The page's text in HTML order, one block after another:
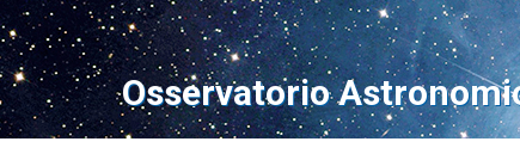
Osservatorio